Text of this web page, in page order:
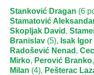
Stanković Dragan (6
Stamatović
Skopljak David ,
Branislav (5), Isak Igor
Radošević Nenad ,
Mirko, Perović Branko,
Milan (4), Pešterac